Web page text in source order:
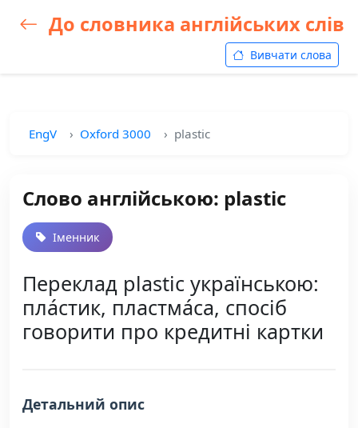
До словника англійських слів
Вивчати слова
EngV Oxford 3000 plastic
Слово англійською: plastic
Іменник
Переклад plastic українською:
пла́стик, пластма́са, спосіб
говорити про кредитні картки
Детальний опис